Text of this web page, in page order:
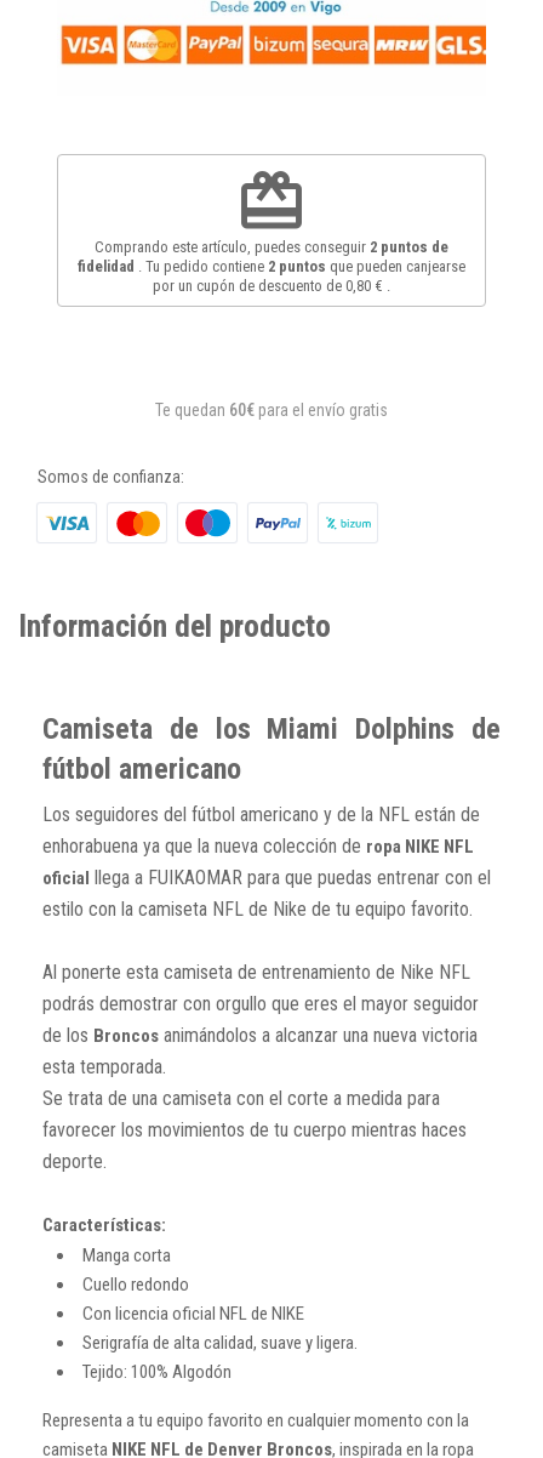
redeem
Comprando este artículo, puedes conseguir 2 puntos de
fidelidad
. Tu pedido contiene 2 puntos que pueden canjearse
por un cupón de descuento de 0,80 €
Te quedan 60€ para el envío gratis
Somos de confianza:
Información del producto
Camiseta de los Miami Dolphins de
fútbol americano
Los seguidores del fútbol americano y de la NFL están de
enhorabuena ya que la nueva colección de ropa NIKE NFL
oficial llega a FUIKAOMAR para que puedas entrenar con el
estilo con la camiseta NFL de Nike de tu equipo favorito.
Al ponerte esta camiseta de entrenamiento de Nike NFL
podrás demostrar con orgullo que eres el mayor seguidor
de los Broncos animándolos a alcanzar una nueva victoria
esta temporada.
Se trata de una camiseta con el corte a medida para
favorecer los movimientos de tu cuerpo mientras haces
deporte.
Características:
Manga corta
Cuello redondo
Con licencia oficial NFL de NIKE
Serigrafía de alta calidad, suave y ligera.
Tejido: 100% Algodón
Representa a tu equipo favorito en cualquier momento con la
camiseta NIKE NFL de Denver Broncos, inspirada en la ropa